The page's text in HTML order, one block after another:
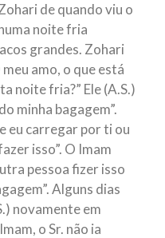
de quando viu o
noite fria
grandes. Zohari
amo, o que está
noite fria?” Ele (A.S.)
minha bagagem”.
eu carregar por ti ou
isso”. O Imam
pessoa fizer isso
Alguns dias
novamente em
o Sr. não ia